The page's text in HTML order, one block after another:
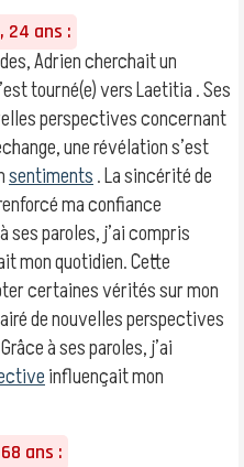
24 ans :
Adrien cherchait un
tourné(e) vers Laetitia . Ses
perspectives concernant
une révélation s’est
sentiments. La sincérité de
ma confiance
ses paroles, j’ai compris
mon quotidien. Cette
certaines vérités sur mon
de nouvelles perspectives
à ses paroles, j’ai
influençait mon
ans :